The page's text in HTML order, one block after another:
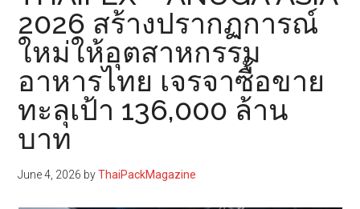
2026 สร้างปรากฏการณ์
ใหม่ให้อุตสาหกรรม
อาหารไทย เจรจาซื้อขาย
ทะลุเป้า 136,000 ล้าน
บาท
June 4, 2026 byThaiPackMagazine